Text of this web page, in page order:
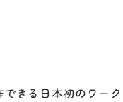
きる日本初のワーク